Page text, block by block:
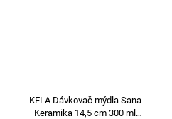
KELA Dávkovač mýdla Sana
Keramika 14,5 cm 300 ml